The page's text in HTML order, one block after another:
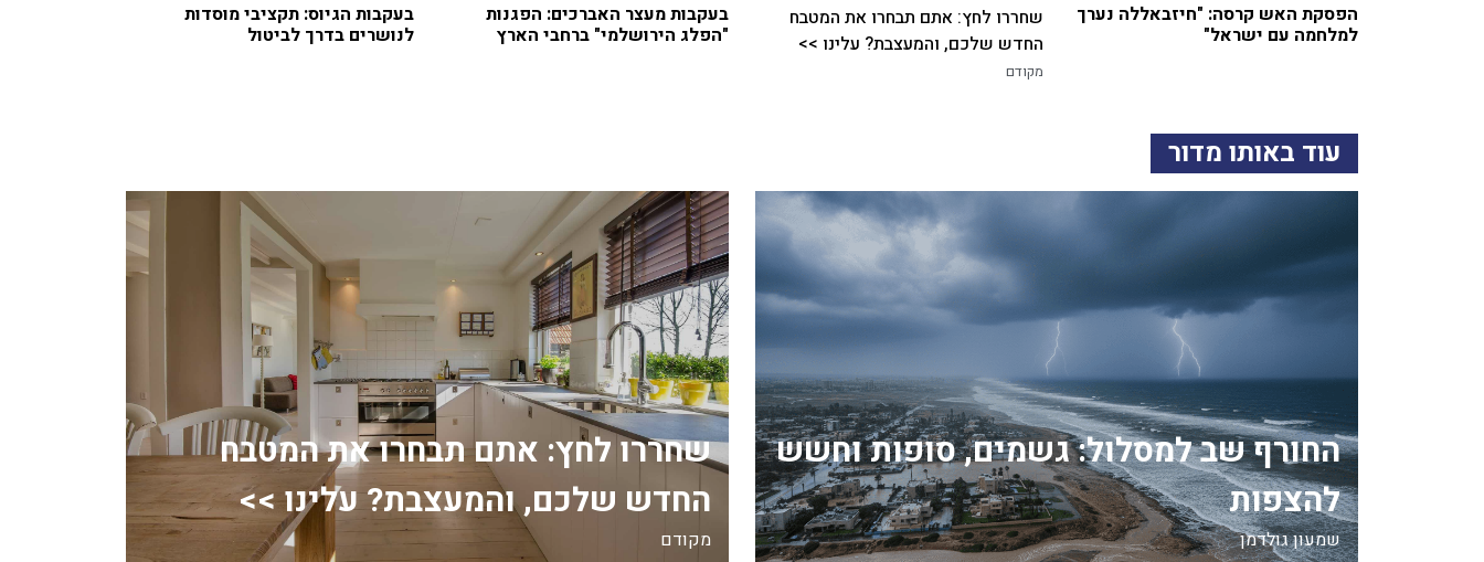
הפסקת האש קרסה: "חיזבאללה נערך
למלחמה עם ישראל"
שחררו לחץ: אתם תבחרו את המטבח
החדש שלכם, והמעצבת? עלינו >>
מקודם
בעקבות מעצר האברכים: הפגנות
"הפלג הירושלמי" ברחבי הארץ
בעקבות הגיוס: תקציבי מוסדות
לנושרים בדרך לביטול
עוד באותו מדור
החורף שב למסלול: גשמים, סופות וחשש
להצפות
שמעון גולדמן
שחררו לחץ: אתם תבחרו את המטבח
החדש שלכם, והמעצבת? עלינו >>
מקודם